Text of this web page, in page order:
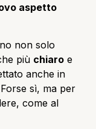
aspetto
non solo
più chiaro e
anche in
sì, ma per
come al